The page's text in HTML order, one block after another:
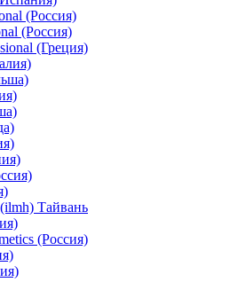
(Россия)
(Россия)
(Греция)
Тайвань
(Россия)